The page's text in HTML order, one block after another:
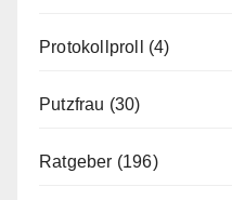
Protokollproll (4)
Putzfrau (30)
Ratgeber (196)